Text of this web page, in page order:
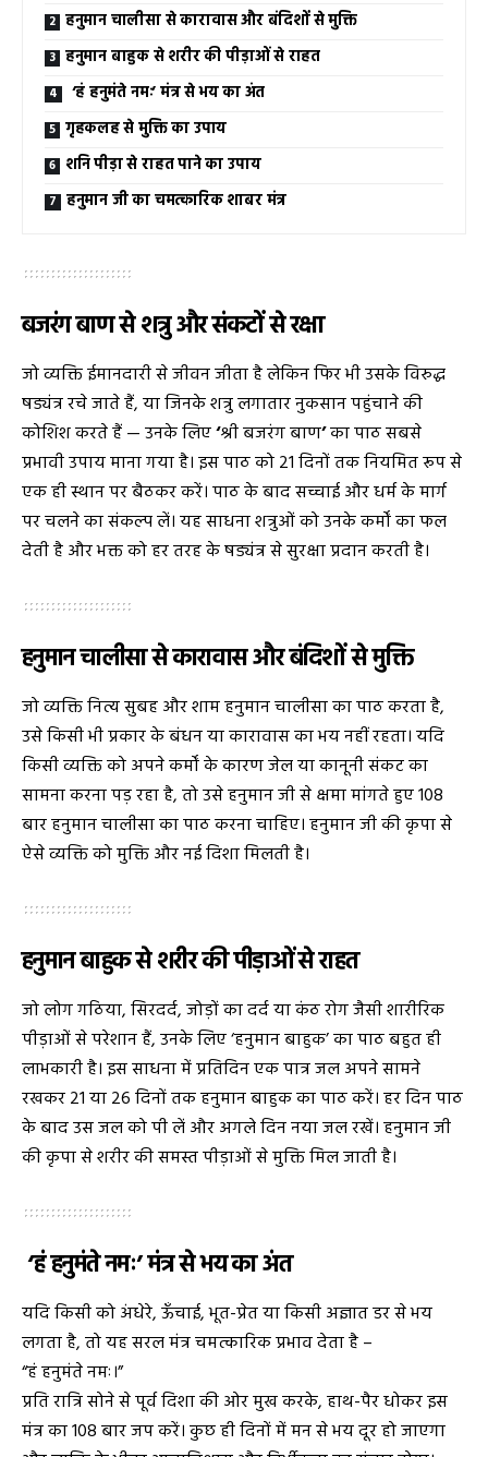
हनुमान चालीसा से कारावास और बंदिशों से मुक्ति
हनुमान बाहुक से शरीर की पीड़ाओं से राहत
‘हं हनुमंते नमः’ मंत्र से भय का अंत
गृहकलह से मुक्ति का उपाय
शनि पीड़ा से राहत पाने का उपाय
हनुमान जी का चमत्कारिक शाबर मंत्र
बजरंग बाण से शत्रु और संकटों से रक्षा
जो व्यक्ति ईमानदारी से जीवन जीता है लेकिन फिर भी उसके विरुद्ध
षड्यंत्र रचे जाते हैं, या जिनके शत्रु लगातार नुकसान पहुंचाने की
कोशिश करते हैं — उनके लिए‘श्री बजरंग बाण’का पाठ सबसे
प्रभावी उपाय माना गया है। इस पाठ को 21 दिनों तक नियमित रूप से
एक ही स्थान पर बैठकर करें। पाठ के बाद सच्चाई और धर्म के मार्ग
पर चलने का संकल्प लें। यह साधना शत्रुओं को उनके कर्मों का फल
देती है और भक्त को हर तरह के षड्यंत्र से सुरक्षा प्रदान करती है।
हनुमान चालीसा से कारावास और बंदिशों से मुक्ति
जो व्यक्ति नित्य सुबह और शाम हनुमान चालीसा का पाठ करता है,
उसे किसी भी प्रकार के बंधन या कारावास का भय नहीं रहता। यदि
किसी व्यक्ति को अपने कर्मों के कारण जेल या कानूनी संकट का
सामना करना पड़ रहा है, तो उसे हनुमान जी से क्षमा मांगते हुए 108
बार हनुमान चालीसा का पाठ करना चाहिए। हनुमान जी की कृपा से
ऐसे व्यक्ति को मुक्ति और नई दिशा मिलती है।
हनुमान बाहुक से शरीर की पीड़ाओं से राहत
जो लोग गठिया, सिरदर्द, जोड़ों का दर्द या कंठ रोग जैसी शारीरिक
पीड़ाओं से परेशान हैं, उनके लिए ‘हनुमान बाहुक’ का पाठ बहुत ही
लाभकारी है। इस साधना में प्रतिदिन एक पात्र जल अपने सामने
रखकर 21 या 26 दिनों तक हनुमान बाहुक का पाठ करें। हर दिन पाठ
के बाद उस जल को पी लें और अगले दिन नया जल रखें। हनुमान जी
की कृपा से शरीर की समस्त पीड़ाओं से मुक्ति मिल जाती है।
‘हं हनुमंते नमः’ मंत्र से भय का अंत
यदि किसी को अंधेरे, ऊँचाई, भूत-प्रेत या किसी अज्ञात डर से भय
लगता है, तो यह सरल मंत्र चमत्कारिक प्रभाव देता है –
“हं हनुमंते नमः।”
प्रति रात्रि सोने से पूर्व दिशा की ओर मुख करके, हाथ-पैर धोकर इस
मंत्र का 108 बार जप करें। कुछ ही दिनों में मन से भय दूर हो जाएगा